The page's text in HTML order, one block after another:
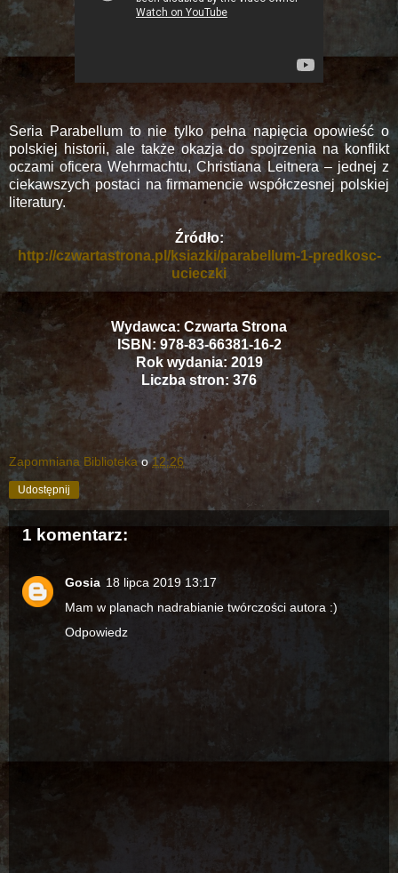
Seria Parabellum to nie tylko pełna napięcia opowieść o
polskiej historii, ale także okazja do spojrzenia na konflikt
oczami oficera Wehrmachtu, Christiana Leitnera – jednej z
ciekawszych postaci na firmamencie współczesnej polskiej
literatury.
Źródło:
http://czwartastrona.pl/ksiazki/parabellum-1-predkosc-
ucieczki
Wydawca: Czwarta Strona
ISBN: 978-83-66381-16-2
Rok wydania: 2019
Liczba stron: 376
Zapomniana Biblioteka o12:26
Udostępnij
1 komentarz:
Gosia 18 lipca 2019 13:17
Mam w planach nadrabianie twórczości autora :)
Odpowiedz